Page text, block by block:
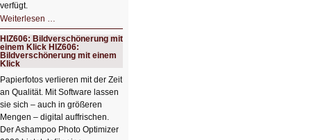
verfügt.
Weiterlesen …
Schicker
kompakter
Rechenturbo
HIZ606: Bildverschönerung mit
einem Klick HIZ606:
Bildverschönerung mit einem
Klick
Papierfotos verlieren mit der Zeit
an Qualität. Mit Software lassen
sie sich – auch in größeren
Mengen – digital auffrischen.
Der Ashampoo Photo Optimizer